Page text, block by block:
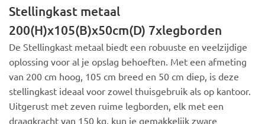
Stellingkast metaal
200(H)x105(B)x50cm(D) 7xlegborden
De Stellingkast metaal biedt een robuuste en veelzijdige
oplossing voor al je opslag behoeften. Met een afmeting
van 200 cm hoog, 105 cm breed en 50 cm diep, is deze
stellingkast ideaal voor zowel thuisgebruik als op kantoor.
Uitgerust met zeven ruime legborden, elk met een
draagkracht van 150 kg, kun je gemakkelijk zware